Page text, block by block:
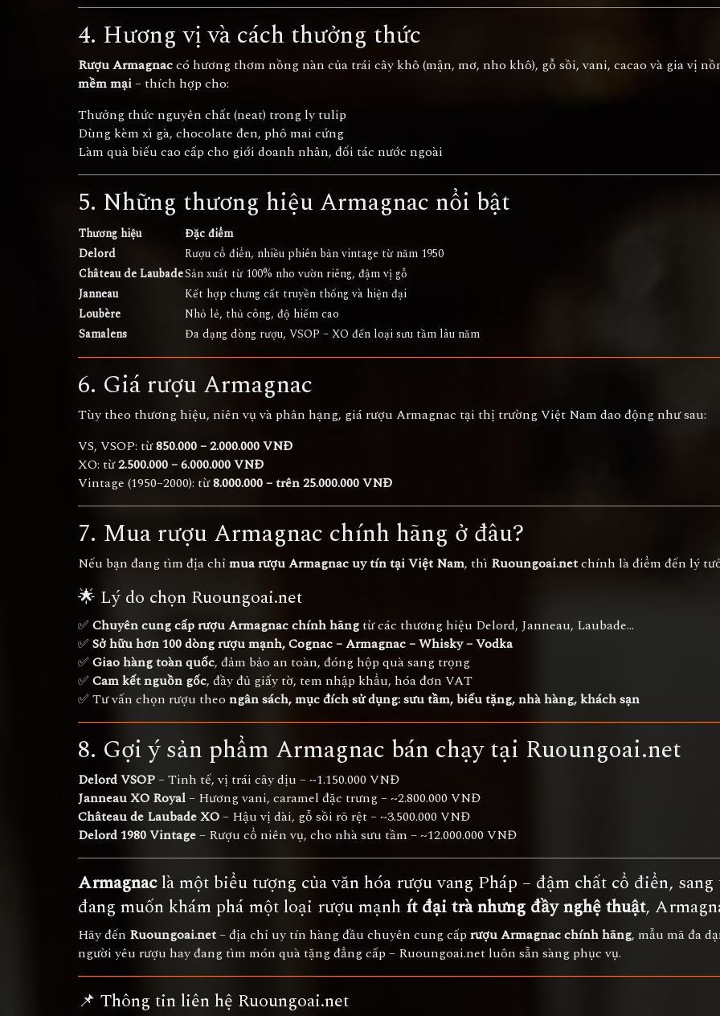
4. Hương vị và cách thưởng thức
Rượu Armagnaccó hương thơm nồng nàn của trái cây khô (mận, mơ, nho khô), gỗ sồi, vani, cacao và gia vị
mềm mại– thích hợp cho:
Thưởng thức nguyên chất (neat) trong ly tulip
Dùng kèm xì gà, chocolate đen, phô mai cứng
Làm quà biếu cao cấp cho giới doanh nhân, đối tác nước ngoài
5. Những thương hiệu Armagnac nổi bật
Thương hiệu
Đặc điểm
Delord
Rượu cổ điển, nhiều phiên bản vintage từ năm 1950
Château de LaubadeSản xuất từ 100% nho vườn riêng, đậm vị gỗ
Janneau
Kết hợp chưng cất truyền thống và hiện đại
Loubère
Nhỏ lẻ, thủ công, độ hiếm cao
Samalens
Đa dạng dòng rượu, VSOP – XO đến loại sưu tầm lâu năm
6. Giá rượu Armagnac
Tùy theo thương hiệu, niên vụ và phân hạng, giá rượu Armagnac tại thị trường Việt Nam dao động như sau:
VS, VSOP: từ850.000 – 2.000.000 VNĐ
XO: từ2.500.000 – 6.000.000 VNĐ
Vintage (1950–2000): từ8.000.000 – trên 25.000.000 VNĐ
7. Mua rượu Armagnac chính hãng ở đâu?
Nếu bạn đang tìm địa chỉ mua rượu Armagnac uy tín tại Việt Nam, thì Ruoungoai.netchính là điểm đến lý
🌟 Lý do chọn Ruoungoai.net
✅ Chuyên cung cấp rượu Armagnac chính hãngtừ các thương hiệu Delord, Janneau, Laubade...
✅ Sở hữu hơn 100 dòng rượu mạnh, Cognac – Armagnac – Whisky – Vodka
✅ Giao hàng toàn quốc, đảm bảo an toàn, đóng hộp quà sang trọng
✅ Cam kết nguồn gốc, đầy đủ giấy tờ, tem nhập khẩu, hóa đơn VAT
✅ Tư vấn chọn rượu theo ngân sách, mục đích sử dụng: sưu tầm, biếu tặng, nhà hàng, khách sạn
8. Gợi ý sản phẩm Armagnac bán chạy tại Ruoungoai.net
Delord VSOP– Tinh tế, vị trái cây dịu – ~1.150.000 VNĐ
Janneau XO Royal– Hương vani, caramel đặc trưng – ~2.800.000 VNĐ
Château de Laubade XO– Hậu vị dài, gỗ sồi rõ rệt – ~3.500.000 VNĐ
Delord 1980 Vintage– Rượu cổ niên vụ, cho nhà sưu tầm – ~12.000.000 VNĐ
Armagnaclà một biểu tượng của văn hóa rượu vang Pháp – đậm chất cổ điển,
đang muốn khám phá một loại rượu mạnh ít đại trà nhưng đầy nghệ thuật,
Hãy đến Ruoungoai.net– địa chỉ uy tín hàng đầu chuyên cung cấp rượu Armagnac chính hãng, mẫu mã đa
người yêu rượu hay đang tìm món quà tặng đẳng cấp – Ruoungoai.net luôn sẵn sàng phục vụ.
📌 Thông tin liên hệ Ruoungoai.net